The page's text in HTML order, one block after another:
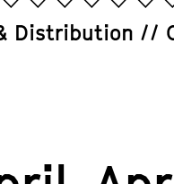
Distribution